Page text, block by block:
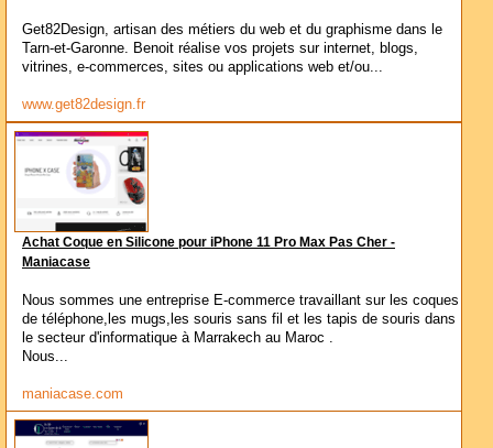
Get82Design, artisan des métiers du web et du graphisme dans le
Tarn-et-Garonne. Benoit réalise vos projets sur internet, blogs,
vitrines, e-commerces, sites ou applications web et/ou...
www.get82design.fr
Achat Coque en Silicone pour iPhone 11 Pro Max Pas Cher -
Maniacase
Nous sommes une entreprise E-commerce travaillant sur les coques
de téléphone,les mugs,les souris sans fil et les tapis de souris dans
le secteur d'informatique à Marrakech au Maroc .
Nous...
maniacase.com